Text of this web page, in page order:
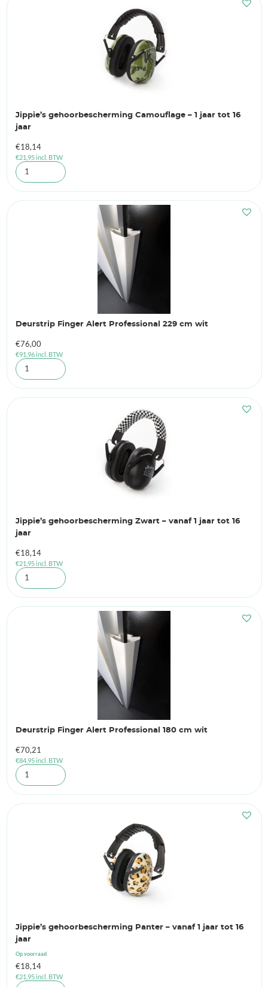
Jippie’s gehoorbescherming Camouflage – 1 jaar tot 16
jaar
€18,14
€21,95incl. BTW
Deurstrip Finger Alert Professional 229 cm wit
€76,00
€91,96incl. BTW
Jippie’s gehoorbescherming Zwart – vanaf 1 jaar tot 16
jaar
€18,14
€21,95incl. BTW
Deurstrip Finger Alert Professional 180 cm wit
€70,21
€84,95incl. BTW
Jippie’s gehoorbescherming Panter – vanaf 1 jaar tot 16
jaar
Op voorraad
€18,14
€21,95incl. BTW